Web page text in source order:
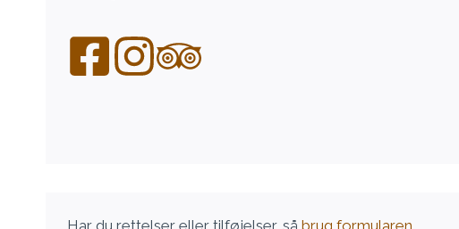
Har du rettelser eller tilføjelser, så brug formularen.